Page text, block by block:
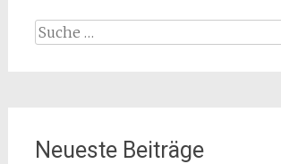
Suche
Neueste Beiträge